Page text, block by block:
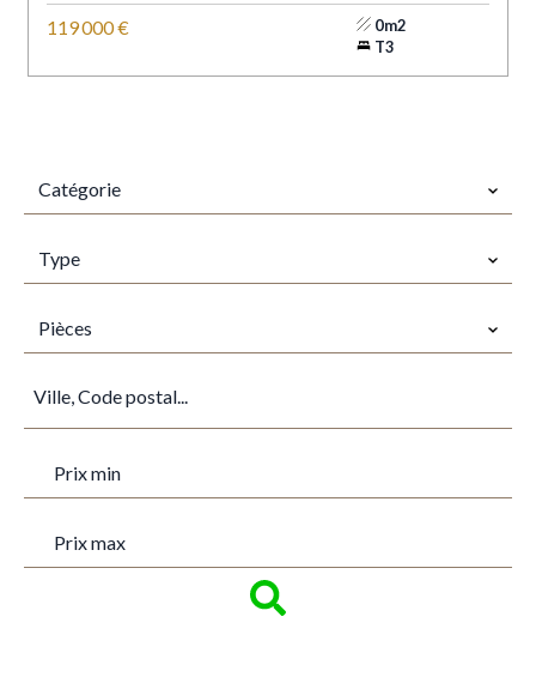
119 000 €
0m2
T3
Catégorie
Type
Pièces